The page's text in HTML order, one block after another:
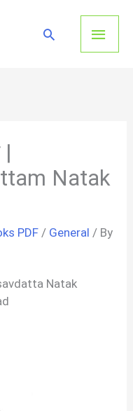
Main
Search
|
Natak
PDF / General / By
Natak